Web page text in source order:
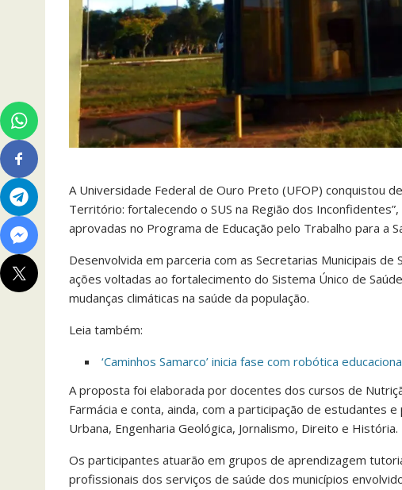
A Universidade Federal de Ouro Preto (UFOP) conquistou
Território: fortalecendo o SUS na Região dos
aprovadas no Programa de Educação pelo Trabalho para a
Desenvolvida em parceria com as Secretarias Municipais
ações voltadas ao fortalecimento do Sistema Único de
mudanças climáticas na saúde da população.
Leia também:
‘Caminhos Samarco’ inicia fase com robótica
A proposta foi elaborada por docentes dos cursos de
Farmácia e conta, ainda, com a participação de estudantes
Urbana, Engenharia Geológica, Jornalismo, Direito e História.
Os participantes atuarão em grupos de aprendizagem
profissionais dos serviços de saúde dos municípios